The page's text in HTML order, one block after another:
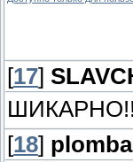
[17]
[18]